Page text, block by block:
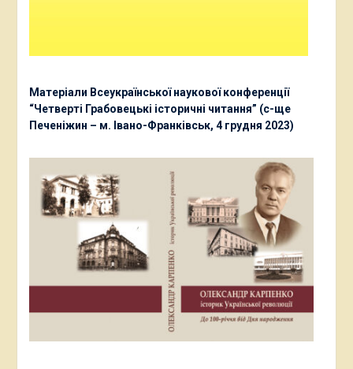
Матеріали Всеукраїнської наукової конференції
“Четверті Грабовецькі історичні читання” (с-ще
Печеніжин – м. Івано-Франківськ, 4 грудня 2023)